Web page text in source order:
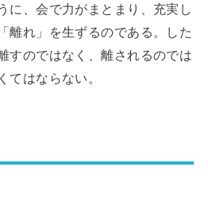
に、会で力がまとまり、充実し
離れ」を生ずるのである。した
すのではなく、離されるのでは
てはならない。